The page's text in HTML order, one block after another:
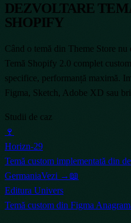
DEZVOLTARE
SHOPIFY
Când o temă din Theme Store
Temă Shopify 2.0 complet
specifice, performanță maximă.
Figma, Sketch, Adobe XD sau
Studii de caz
🍷
Horizn-29
Temă custom implementată din
GermaniaVezi → 📖
Editura Univers
Temă custom din Figma